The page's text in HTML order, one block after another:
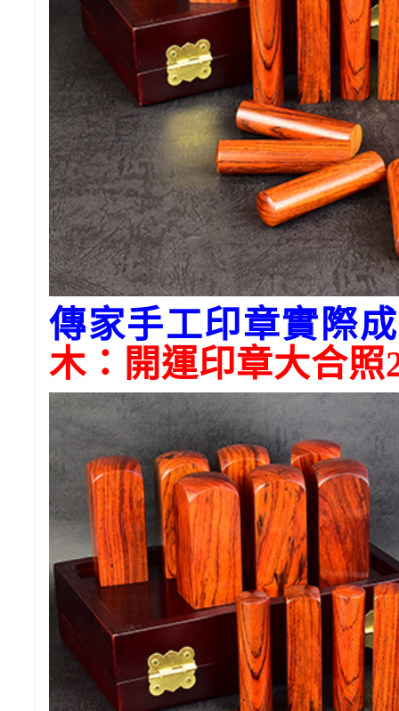
傳家手工印章實際
木 ：開運印章大合照